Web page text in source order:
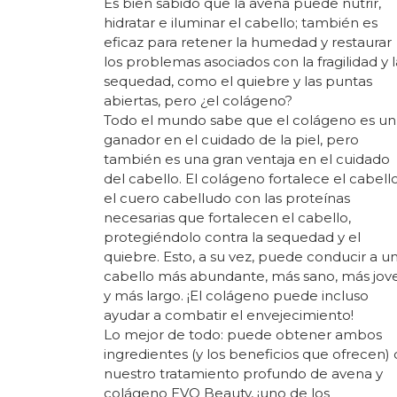
hidratar e iluminar el cabello; también es
eficaz para retener la humedad y restaurar
los problemas asociados con la fragilidad y
sequedad, como el quiebre y las puntas
abiertas, pero ¿el colágeno?
Todo el mundo sabe que el colágeno es un
ganador en el cuidado de la piel, pero
también es una gran ventaja en el cuidado
del cabello. El colágeno fortalece el
el cuero cabelludo con las proteínas
necesarias que fortalecen el cabello,
protegiéndolo contra la sequedad y el
quiebre. Esto, a su vez, puede conducir a un
cabello más abundante, más sano, más
y más largo. ¡El colágeno puede incluso
ayudar a combatir el envejecimiento!
Lo mejor de todo: puede obtener ambos
ingredientes (y los beneficios que ofrecen)
nuestro tratamiento profundo de avena y
colágeno EVO Beauty, ¡uno de los